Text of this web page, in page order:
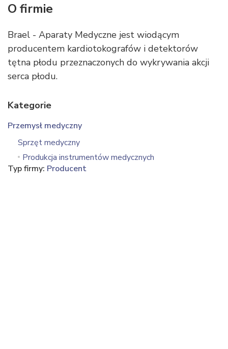
O firmie
Brael - Aparaty Medyczne jest wiodącym
producentem kardiotokografów i detektorów
tętna płodu przeznaczonych do wykrywania akcji
serca płodu.
Kategorie
Przemysł medyczny
Sprzęt medyczny
Produkcja instrumentów medycznych
Typ firmy: Producent